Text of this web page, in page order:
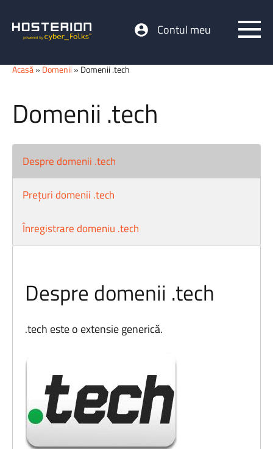
Contul meu
Acasă» Domenii » Domenii .tech
Domenii .tech
Despre domenii .tech
Prețuri domenii .tech
Înregistrare domeniu .tech
Despre domenii .tech
.tech este o extensie generică.